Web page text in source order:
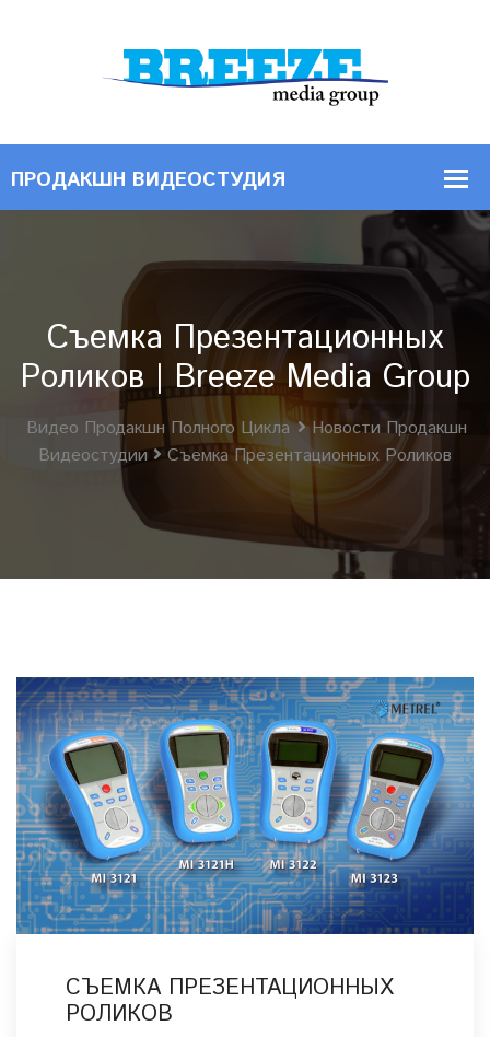
Съемка Презентационных
Роликов | Breeze Media Group
Видео Продакшн Полного Цикла
Новости Продакшн
Видеостудии
Съемка Презентационных Роликов
СЪЕМКА ПРЕЗЕНТАЦИОННЫХ
РОЛИКОВ